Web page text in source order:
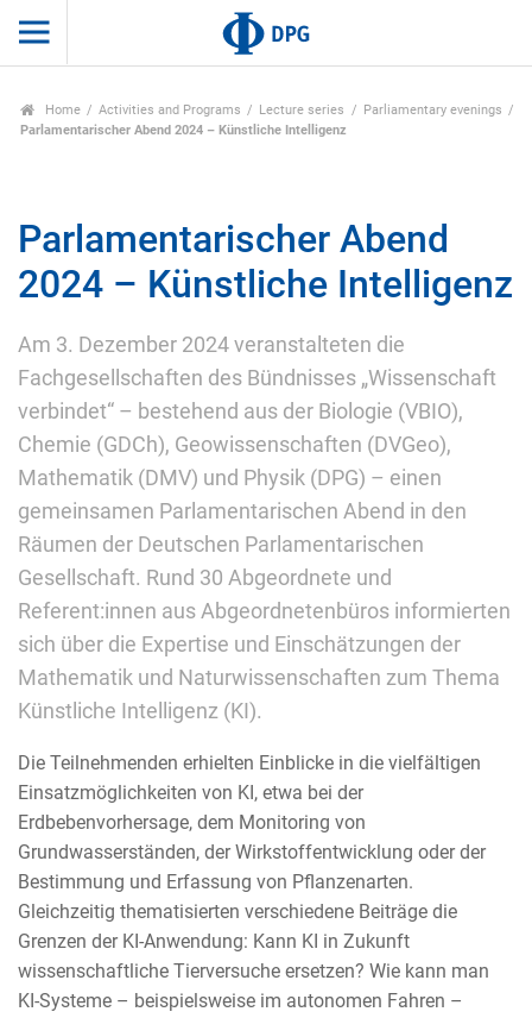
Home Activities and Programs Lecture series
Parliamentary evenings
Parlamentarischer Abend 2024 – Künstliche Intelligenz
Parlamentarischer Abend
2024 – Künstliche Intelligenz
Am 3. Dezember 2024 veranstalteten die
Fachgesellschaften des Bündnisses „Wissenschaft
verbindet“ – bestehend aus der Biologie (VBIO),
Chemie (GDCh), Geowissenschaften (DVGeo),
Mathematik (DMV) und Physik (DPG) – einen
gemeinsamen Parlamentarischen Abend in den
Räumen der Deutschen Parlamentarischen
Gesellschaft. Rund 30 Abgeordnete und
Referent:innen aus Abgeordnetenbüros informierten
sich über die Expertise und Einschätzungen der
Mathematik und Naturwissenschaften zum Thema
Künstliche Intelligenz (KI).
Die Teilnehmenden erhielten Einblicke in die vielfältigen
Einsatzmöglichkeiten von KI, etwa bei der
Erdbebenvorhersage, dem Monitoring von
Grundwasserständen, der Wirkstoffentwicklung oder der
Bestimmung und Erfassung von Pflanzenarten.
Gleichzeitig thematisierten verschiedene Beiträge die
Grenzen der KI-Anwendung: Kann KI in Zukunft
wissenschaftliche Tierversuche ersetzen? Wie kann man
KI-Systeme – beispielsweise im autonomen Fahren –